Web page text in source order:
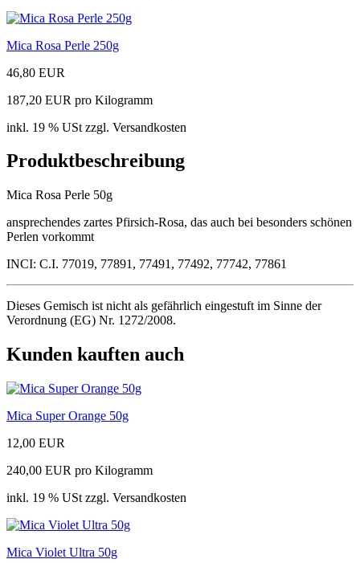
Mica Rosa Perle 250g
46,80 EUR
187,20 EUR pro Kilogramm
inkl. 19 % USt zzgl. Versandkosten
Produktbeschreibung
Mica Rosa Perle 50g
ansprechendes zartes Pfirsich-Rosa, das auch bei besonders schönen
Perlen vorkommt
INCI: C.I. 77019, 77891, 77491, 77492, 77742, 77861
Dieses Gemisch ist nicht als gefährlich eingestuft im Sinne der
Verordnung (EG) Nr. 1272/2008.
Kunden kauften auch
Mica Super Orange 50g
12,00 EUR
240,00 EUR pro Kilogramm
inkl. 19 % USt zzgl. Versandkosten
Mica Violet Ultra 50g